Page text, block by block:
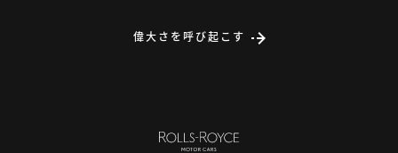
偉大さを呼び起こす